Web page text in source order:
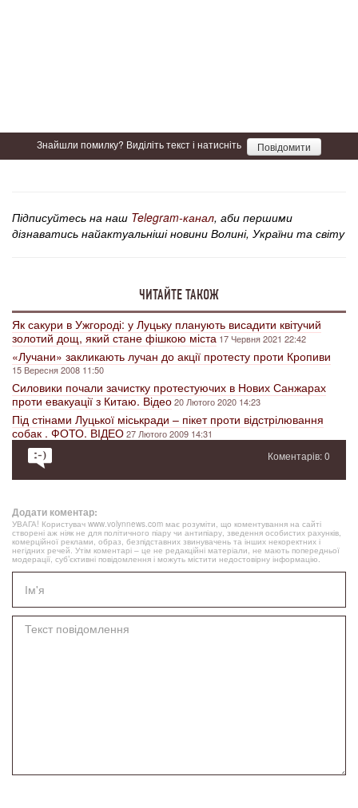
Знайшли помилку? Виділіть текст і натисніть Повідомити
Підписуйтесь на наш Telegram-канал, аби першими
дізнаватись найактуальніші новини Волині, України та світу
ЧИТАЙТЕ ТАКОЖ
Як сакури в Ужгороді: у Луцьку планують висадити квітучий
золотий дощ, який стане фішкою міста 17 Червня 2021 22:42
«Лучани» закликають лучан до акції протесту проти Кропиви
15 Вересня 2008 11:50
Силовики почали зачистку протестуючих в Нових Санжарах
проти евакуації з Китаю. Відео20 Лютого 2020 14:23
Під стінами Луцької міськради – пікет проти відстрілювання
собак . ФОТО. ВІДЕО27 Лютого 2009 14:31
Коментарів: 0
Додати коментар:
УВАГА! Користувач www.volynnews.com має розуміти, що коментування на сайті
створені аж ніяк не для політичного піару чи антипіару, зведення особистих рахунків,
комерційної реклами, образ, безпідставних звинувачень та інших некоректних і
негідних речей. Утім коментарі – це не редакційні матеріали, не мають попередньої
модерації, суб’єктивні повідомлення і можуть містити недостовірну інформацію.